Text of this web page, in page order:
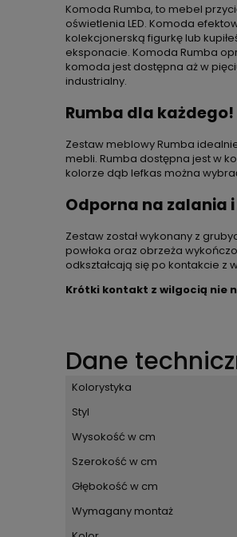
Komoda Rumba, to mebel
oświetlenia LED. Komoda
kolekcjonerską figurkę lub
eksponacie. Komoda Rumba
komoda jest dostępna aż w
industrialny.
Rumba dla każdego!
Zestaw meblowy Rumba
mebli. Rumba dostępna jest w
kolorze dąb lefkas można
Odporna na zalania
Zestaw został wykonany z
powłoka oraz obrzeża
odkształcają się po kontakcie z
Krótki kontakt z wilgocią nie
Dane
Kolorystyka
Styl
Wysokość w cm
Szerokość w cm
Głębokość w cm
Wymagany montaż